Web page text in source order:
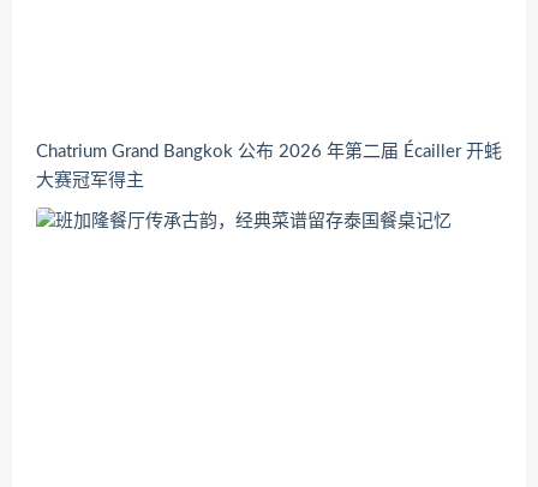
Chatrium Grand Bangkok 公布 2026 年第二届 Écailler 开蚝
大赛冠军得主